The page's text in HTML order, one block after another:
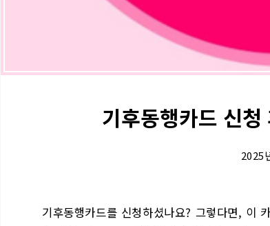
기후동행카드 신
2025
기후동행카드를 신청하셨나요? 그렇다면, 이